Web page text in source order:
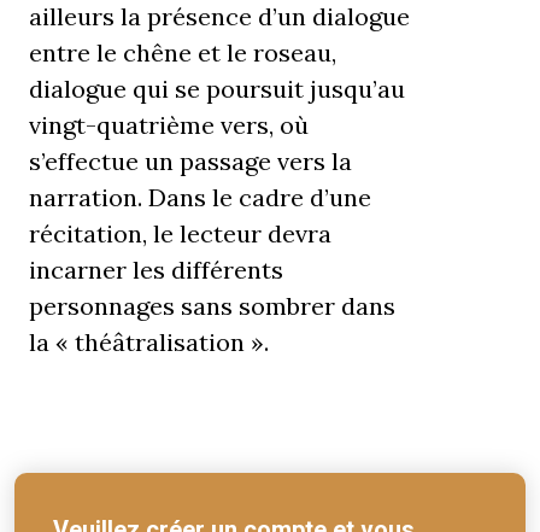
ailleurs la présence d’un dialogue
entre le chêne et le roseau,
dialogue qui se poursuit jusqu’au
vingt-quatrième vers, où
s’effectue un passage vers la
narration. Dans le cadre d’une
récitation, le lecteur devra
incarner les différents
personnages sans sombrer dans
la « théâtralisation ».